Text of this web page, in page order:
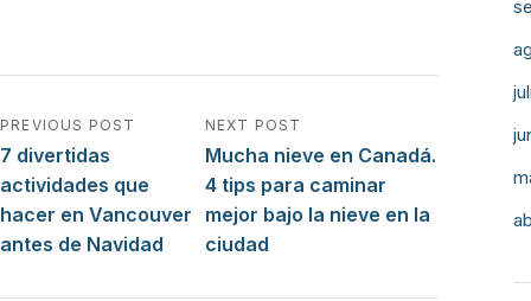
Navegación de entradas
PREVIOUS POST
7 divertidas
actividades que
hacer en Vancouver
antes de Navidad
NEXT POST
Mucha nieve en Canadá.
4 tips para caminar
mejor bajo la nieve en la
ciudad